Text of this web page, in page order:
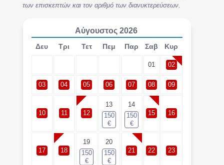
των επισκεπτών και τον αριθμό των διανυκτερεύσεων.
Αύγουστος 2026
Δευ Τρι Τετ Πεμ Παρ Σαβ Κυρ
01 02
03 04 05 06 07 08 09
10 11 12
13
150
€
14
150
€
15 16
17 18
19
150
€
20
150
€
21 22 23